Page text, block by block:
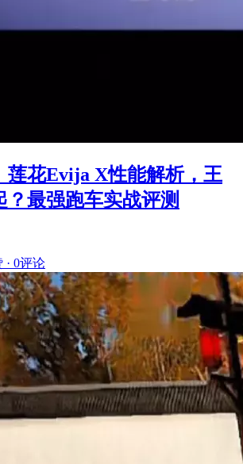
莲花Evija X性能解析，王
？最强跑车实战评测
· 0评论